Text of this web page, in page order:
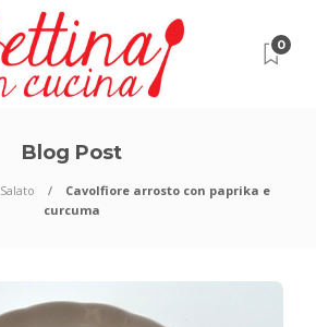
0
Blog Post
Salato
Cavolfiore arrosto con paprika e
curcuma